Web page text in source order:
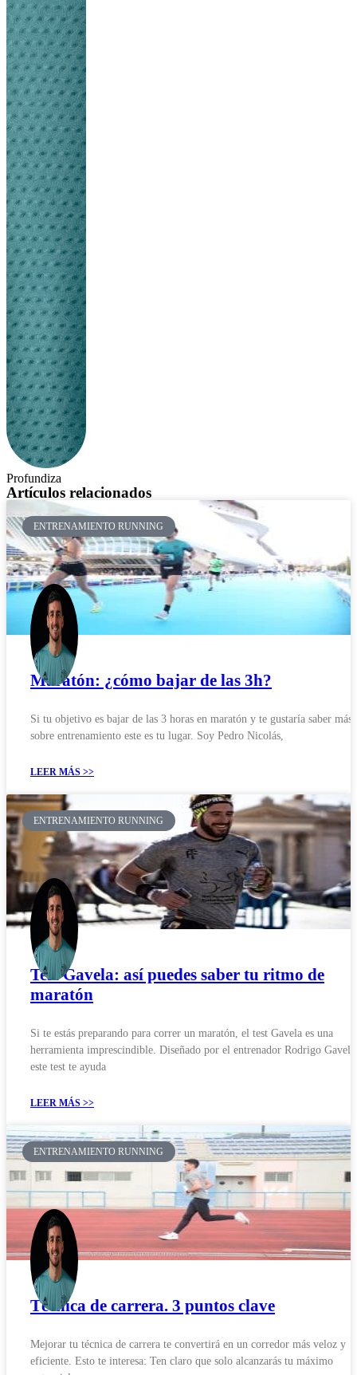
Profundiza
Artículos relacionados
ENTRENAMIENTO RUNNING
Maratón: ¿cómo bajar de las 3h?
Si tu objetivo es bajar de las 3 horas en maratón y te gustaría saber más
sobre entrenamiento este es tu lugar. Soy Pedro Nicolás,
LEER MÁS >>
ENTRENAMIENTO RUNNING
Test Gavela: así puedes saber tu ritmo de
maratón
Si te estás preparando para correr un maratón, el test Gavela es una
herramienta imprescindible. Diseñado por el entrenador Rodrigo
este test te ayuda
LEER MÁS >>
ENTRENAMIENTO RUNNING
Técnica de carrera. 3 puntos clave
Mejorar tu técnica de carrera te convertirá en un corredor más veloz y
eficiente. Esto te interesa: Ten claro que solo alcanzarás tu máximo